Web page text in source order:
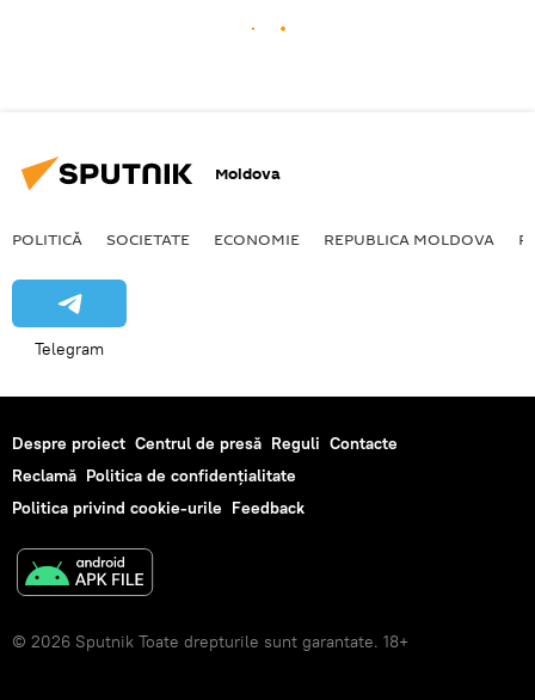
Moldova
POLITICĂ SOCIETATE ECONOMIE REPUBLICA MOLDOVA
Telegram
Despre proiect Centrul de presă Reguli Contacte
Reclamă Politica de confidențialitate
Politica privind cookie-urile Feedback
© 2026 Sputnik Toate drepturile sunt garantate. 18+